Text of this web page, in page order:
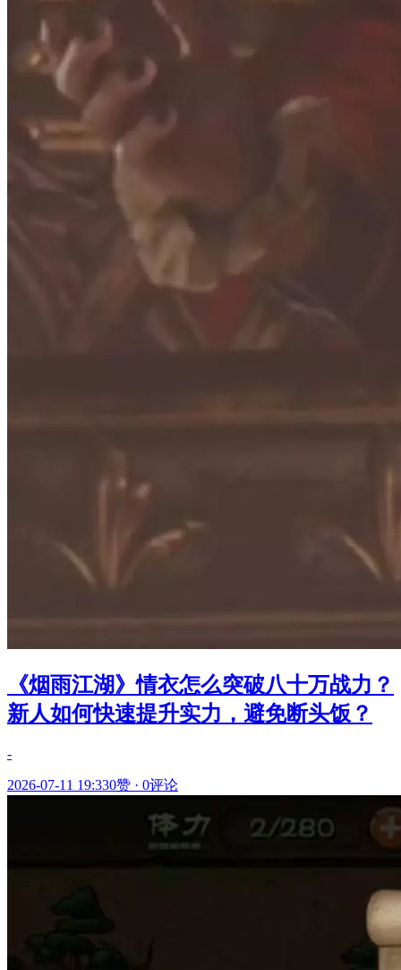
《烟雨江湖》情衣怎么突破八十万战力？
新人如何快速提升实力，避免断头饭？
-
2026-07-11 19:330赞 · 0评论